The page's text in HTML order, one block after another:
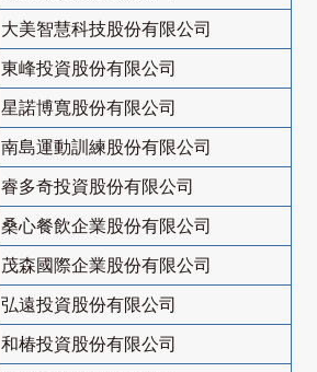
大美智慧科技股份有限公司
東峰投資股份有限公司
星諾博寬股份有限公司
南島運動訓練股份有限公司
睿多奇投資股份有限公司
桑心餐飲企業股份有限公司
茂森國際企業股份有限公司
弘遠投資股份有限公司
和椿投資股份有限公司